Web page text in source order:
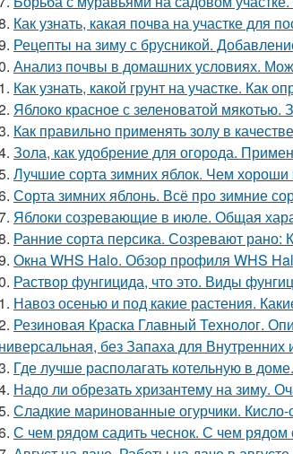
Как узнать, какая почва на участке для
Рецепты на зиму с брусникой.
Анализ почвы в домашних условиях.
Как узнать, какой грунт на участке. Как
Яблоко красное с зеленоватой
Как правильно применять золу в
Зола, как удобрение для огорода.
Лучшие сорта зимних яблок. Чем хороши
Сорта зимних яблонь. Всё про зимние
Яблоки созревающие в июле. Общая
Ранние сорта персика. Созревают
Окна WHS Halo. Обзор профиля WHS
Раствор фунгицида, что это. Виды
Навоз осенью и под какие растения.
Резиновая Краска Главный Технолог.
без Запаха для
Где лучше располагать котельную в
Надо ли обрезать хризантему на зиму.
Сладкие маринованные огурчики. Кисло-
С чем рядом садить чеснок. С чем рядом